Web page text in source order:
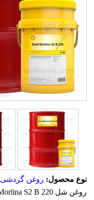
نوع محصول: روغن گردشی